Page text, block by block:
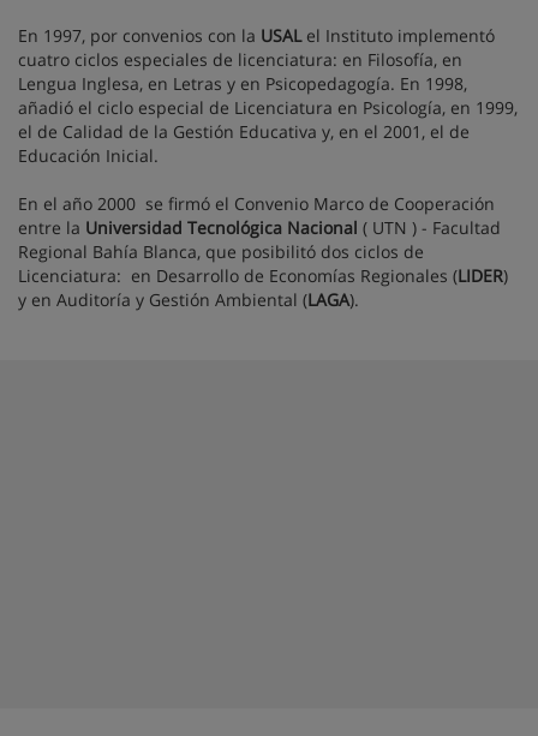
En 1997, por convenios con la USALel Instituto implementó
cuatro ciclos especiales de licenciatura: en Filosofía, en
Lengua Inglesa, en Letras y en Psicopedagogía. En 1998,
añadió el ciclo especial de Licenciatura en Psicología, en 1999,
el de Calidad de la Gestión Educativa y, en el 2001, el de
Educación Inicial.
En el año 2000 se firmó el Convenio Marco de Cooperación
entre la Universidad Tecnológica Nacional ( UTN ) - Facultad
Regional Bahía Blanca, que posibilitó dos ciclos de
Licenciatura: en Desarrollo de Economías Regionales (LIDER)
y en Auditoría y Gestión Ambiental (LAGA).